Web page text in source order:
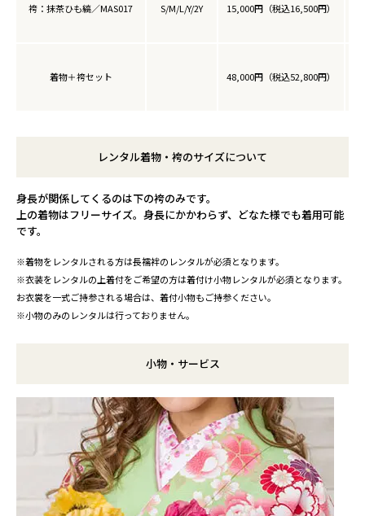
袴：抹茶ひも縞／MAS017 S/M/L/Y/2Y 15,000円（税込16,500円）
着物＋袴セット 48,000円（税込52,800円）
レンタル着物・袴のサイズについて
身長が関係してくるのは下の袴のみです。
上の着物はフリーサイズ。身長にかかわらず、どなた様でも着用可能
です。
※着物をレンタルされる方は長襦袢のレンタルが必須となります。
※衣装をレンタルの上着付をご希望の方は着付け小物レンタルが必須となります。
お衣裳を一式ご持参される場合は、着付小物もご持参ください。
※小物のみのレンタルは行っておりません。
小物・サービス